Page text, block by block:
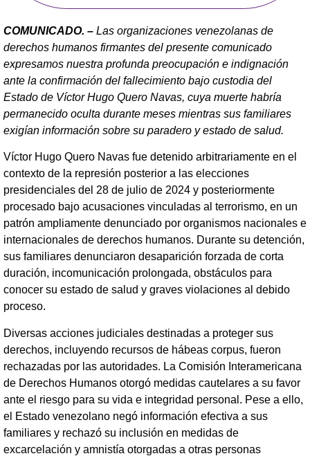
COMUNICADO. – Las organizaciones venezolanas de
derechos humanos firmantes del presente comunicado
expresamos nuestra profunda preocupación e indignación
ante la confirmación del fallecimiento bajo custodia del
Estado de Víctor Hugo Quero Navas, cuya muerte habría
permanecido oculta durante meses mientras sus familiares
exigían información sobre su paradero y estado de salud.
Víctor Hugo Quero Navas fue detenido arbitrariamente en el
contexto de la represión posterior a las elecciones
presidenciales del 28 de julio de 2024 y posteriormente
procesado bajo acusaciones vinculadas al terrorismo, en un
patrón ampliamente denunciado por organismos nacionales e
internacionales de derechos humanos. Durante su detención,
sus familiares denunciaron desaparición forzada de corta
duración, incomunicación prolongada, obstáculos para
conocer su estado de salud y graves violaciones al debido
proceso.
Diversas acciones judiciales destinadas a proteger sus
derechos, incluyendo recursos de hábeas corpus, fueron
rechazadas por las autoridades. La Comisión Interamericana
de Derechos Humanos otorgó medidas cautelares a su favor
ante el riesgo para su vida e integridad personal. Pese a ello,
el Estado venezolano negó información efectiva a sus
familiares y rechazó su inclusión en medidas de
excarcelación y amnistía otorgadas a otras personas